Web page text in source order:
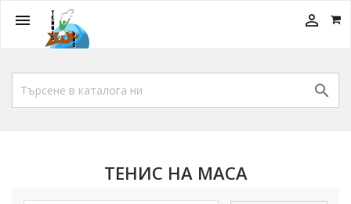
 

ТЕНИС НА МАСА